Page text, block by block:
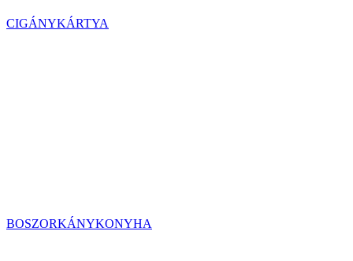
CIGÁNYKÁRTYA
BOSZORKÁNYKONYHA